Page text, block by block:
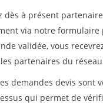
dès à présent
via notre formulaire
validée, vous
partenaires du
demandes devis sont
qui permet de